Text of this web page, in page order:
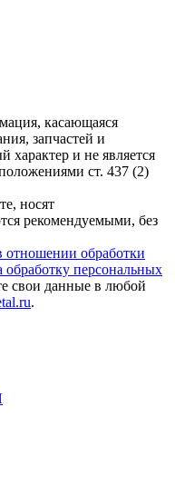
касающаяся
запчастей и
характер и не является
ст. 437 (2)
носят
рекомендуемыми, без
отношении обработки
обработку персональных
свои данные в любой
.